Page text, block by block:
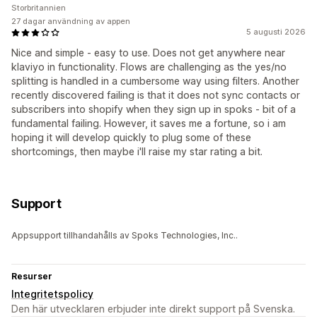
5 augusti 2026
Nice and simple - easy to use. Does not get anywhere near
klaviyo in functionality. Flows are challenging as the yes/no
splitting is handled in a cumbersome way using filters. Another
recently discovered failing is that it does not sync contacts or
subscribers into shopify when they sign up in spoks - bit of a
fundamental failing. However, it saves me a fortune, so i am
hoping it will develop quickly to plug some of these
shortcomings, then maybe i'll raise my star rating a bit.
Storbritannien
27 dagar användning av appen
Support
Appsupport tillhandahålls av Spoks Technologies, Inc..
Resurser
Integritetspolicy
Den här utvecklaren erbjuder inte direkt support på Svenska.